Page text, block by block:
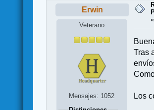
Erwin
Veterano
Mensajes: 1052
«
Tras
Los